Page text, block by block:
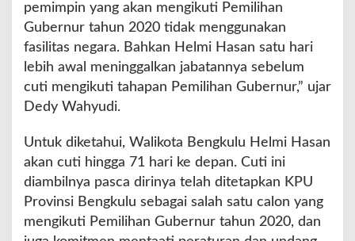
pemimpin yang akan mengikuti Pemilihan
Gubernur tahun 2020 tidak menggunakan
fasilitas negara. Bahkan Helmi Hasan satu hari
lebih awal meninggalkan jabatannya sebelum
cuti mengikuti tahapan Pemilihan Gubernur,” ujar
Dedy Wahyudi.
Untuk diketahui, Walikota Bengkulu Helmi Hasan
akan cuti hingga 71 hari ke depan. Cuti ini
diambilnya pasca dirinya telah ditetapkan KPU
Provinsi Bengkulu sebagai salah satu calon yang
mengikuti Pemilihan Gubernur tahun 2020, dan